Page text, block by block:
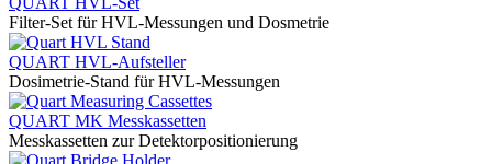
Filter-Set für HVL-Messungen und Dosmetrie
QUART HVL-Aufsteller
Dosimetrie-Stand für HVL-Messungen
QUART MK Messkassetten
Messkassetten zur Detektorpositionierung